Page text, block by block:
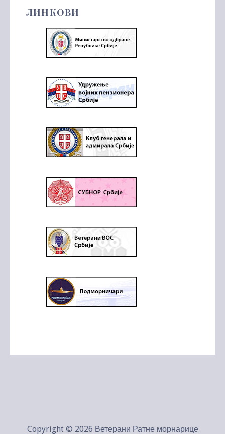
ЛИНКОВИ
Copyright © 2026 Ветерани Ратне морнарице